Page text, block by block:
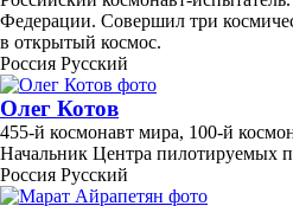
Федерации. Совершил три
в открытый космос.
Россия Русский
Олег Котов
455-й космонавт мира, 100-й
Начальник Центра
Россия Русский